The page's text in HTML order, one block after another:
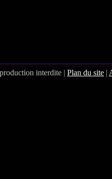
interdite | Plan du site |